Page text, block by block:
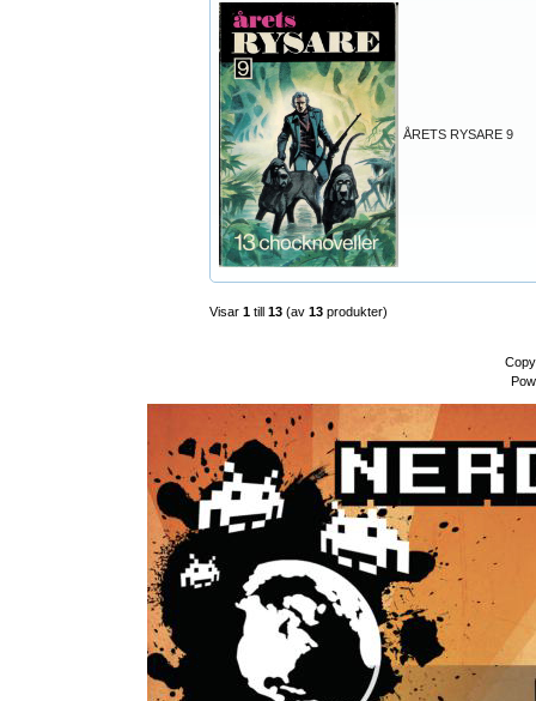
ÅRETS RYSARE 9
Visar 1 till 13 (av 13 produkter)